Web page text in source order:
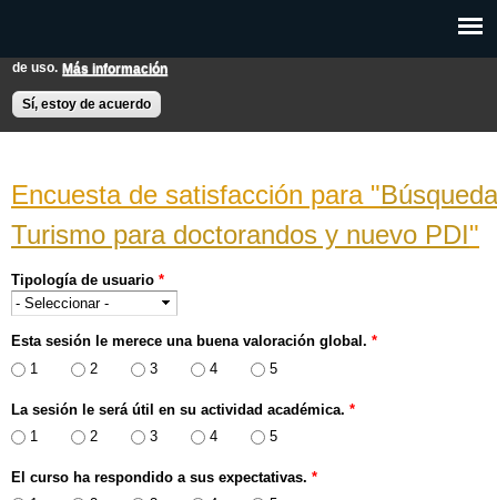
Esta web utiliza cookies para mejorar su experiencia de usuario.
de uso. Más información
Sí, estoy de acuerdo
principal
EXPON@us.es
Turismo para doctorandos y nuevo PDI
Tipología de usuario *
Esta sesión le merece una buena valoración global. *
1
2 3 4 5
La sesión le será útil en su actividad académica. *
1
2 3 4 5
El curso ha respondido a sus expectativas. *